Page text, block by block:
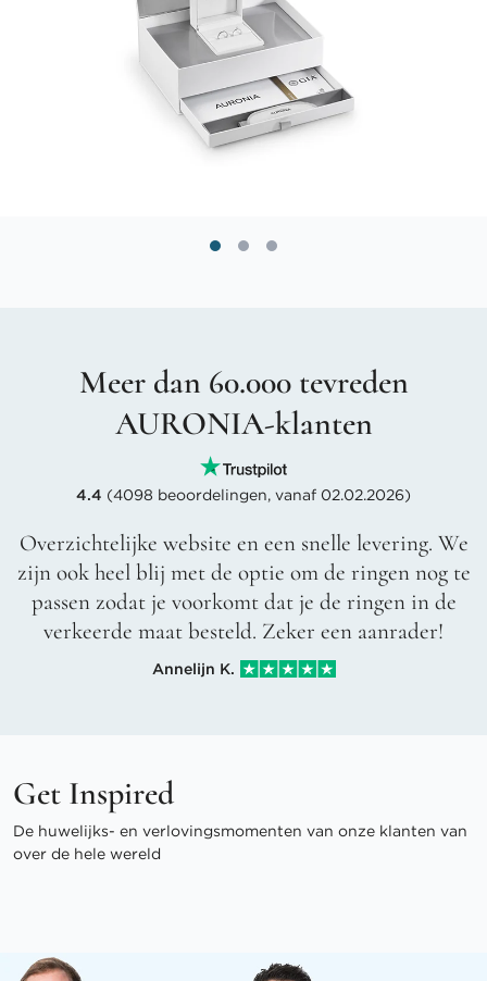
Meer dan 60.000 tevreden
AURONIA-klanten
4.4 (4098 beoordelingen, vanaf 02.02.2026)
Overzichtelijke website en een snelle levering. We
zijn ook heel blij met de optie om de ringen nog te
passen zodat je voorkomt dat je de ringen in de
verkeerde maat besteld. Zeker een aanrader!
Annelijn K.
Get Inspired
De huwelijks- en verlovingsmomenten van onze klanten van
over de hele wereld